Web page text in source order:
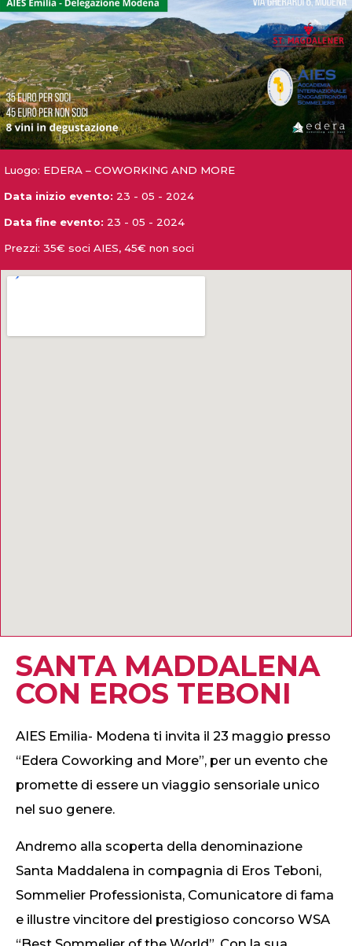
Luogo: EDERA – COWORKING AND MORE
Data inizio evento: 23 - 05 - 2024
Data fine evento: 23 - 05 - 2024
Prezzi: 35€ soci AIES, 45€ non soci
SANTA MADDALENA
CON EROS TEBONI
AIES Emilia- Modena ti invita il 23 maggio presso
“Edera Coworking and More”, per un evento che
promette di essere un viaggio sensoriale unico
nel suo genere.
Andremo alla scoperta della denominazione
Santa Maddalena in compagnia di Eros Teboni,
Sommelier Professionista, Comunicatore di fama
e illustre vincitore del prestigioso concorso WSA